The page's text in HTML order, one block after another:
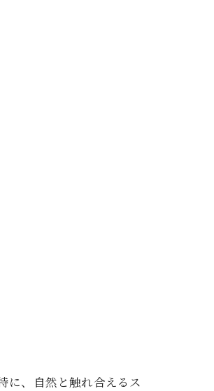
に、自然と触れ合えるス